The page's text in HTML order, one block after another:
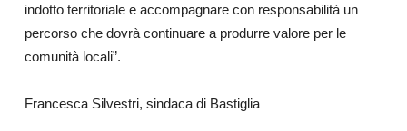
indotto territoriale e accompagnare con responsabilità un
percorso che dovrà continuare a produrre valore per le
comunità locali”.
Francesca Silvestri, sindaca di Bastiglia